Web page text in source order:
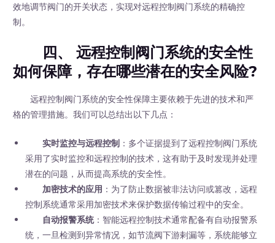
效地调节阀门的开关状态，实现对远程控制阀门系统的精确控
制。
四、 远程控制阀门系统的安全性
如何保障，存在哪些潜在的安全风险?
远程控制阀门系统的安全性保障主要依赖于先进的技术和严
格的管理措施。我们可以总结出以下几点：
实时监控与远程控制 ：多个证据提到了远程控制阀门系统
采用了实时监控和远程控制的技术，这有助于及时发现并处理
潜在的问题，从而提高系统的安全性。
加密技术的应用 ：为了防止数据被非法访问或篡改，远程
控制系统通常采用加密技术来保护数据传输过程中的安全。
自动报警系统：智能远程控制技术通常配备有自动报警系
统，一旦检测到异常情况，如节流阀下游剌漏等，系统能够立